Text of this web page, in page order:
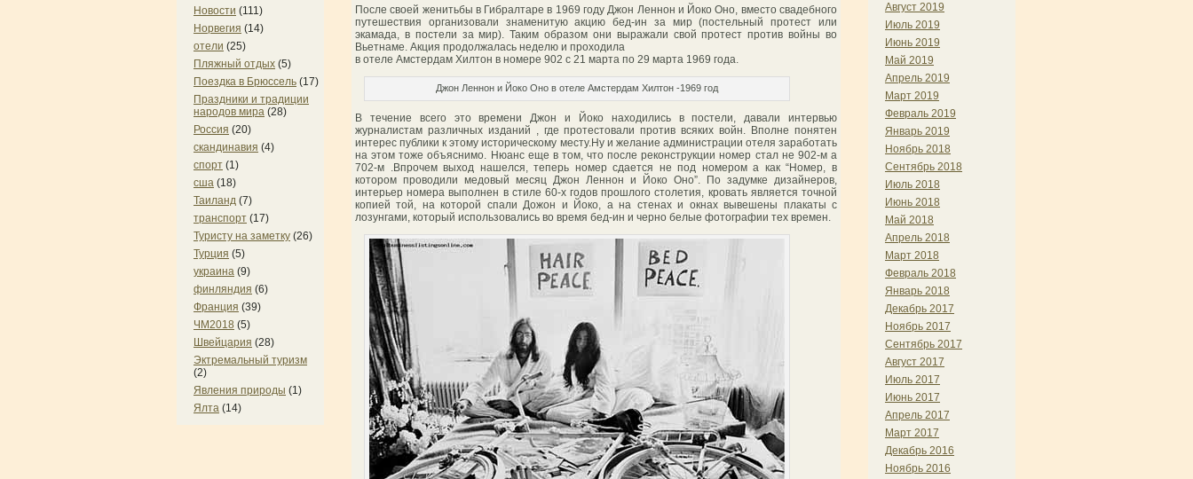
Новости (111)
Норвегия (14)
отели (25)
Пляжный отдых (5)
Поездка в Брюссель (17)
Праздники и традиции
народов мира (28)
Россия (20)
скандинавия (4)
спорт (1)
сша (18)
Таиланд (7)
транспорт (17)
Туристу на заметку (26)
Турция (5)
украина (9)
финляндия (6)
Франция (39)
ЧМ2018 (5)
Швейцария (28)
Эктремальный туризм
(2)
Явления природы (1)
Ялта (14)
После своей женитьбы в Гибралтаре в 1969 году Джон Леннон и Йоко Оно, вместо свадебного
путешествия организовали знаменитую акцию бед-ин за мир (постельный протест или
экамада, в постели за мир). Таким образом они выражали свой протест против войны во
Вьетнаме. Акция продолжалась неделю и проходила
в отеле Амстердам Хилтон в номере 902 с 21 марта по 29 марта 1969 года.
Джон Леннон и Йоко Оно в отеле Амстердам Хилтон -1969 год
В течение всего это времени Джон и Йоко находились в постели, давали интервью
журналистам различных изданий , где протестовали против всяких войн. Вполне понятен
интерес публики к этому историческому месту.Ну и желание администрации отеля заработать
на этом тоже объяснимо. Нюанс еще в том, что после реконструкции номер стал не 902-м а
702-м .Впрочем выход нашелся, теперь номер сдается не под номером а как “Номер, в
котором проводили медовый месяц Джон Леннон и Йоко Оно”. По задумке дизайнеров,
интерьер номера выполнен в стиле 60-х годов прошлого столетия, кровать является точной
копией той, на которой спали Дожон и Йоко, а на стенах и окнах вывешены плакаты с
лозунгами, который использовались во время бед-ин и черно белые фотографии тех времен.
Август 2019
Июль 2019
Июнь 2019
Май 2019
Апрель 2019
Март 2019
Февраль 2019
Январь 2019
Ноябрь 2018
Сентябрь 2018
Июль 2018
Июнь 2018
Май 2018
Апрель 2018
Март 2018
Февраль 2018
Январь 2018
Декабрь 2017
Ноябрь 2017
Сентябрь 2017
Август 2017
Июль 2017
Июнь 2017
Апрель 2017
Март 2017
Декабрь 2016
Ноябрь 2016